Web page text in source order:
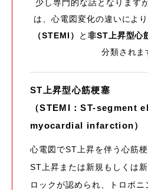
少し専門的な話となります
は、心電図変化の違いによ
（STEMI）
と 非ST上昇型心
分類されま
ST上昇型心筋梗塞
（STEMI：ST-segment
myocardial infarction）
心電図でST上昇を伴う心筋
ST上昇または新規もしくは
ロックが認められ、トロポ